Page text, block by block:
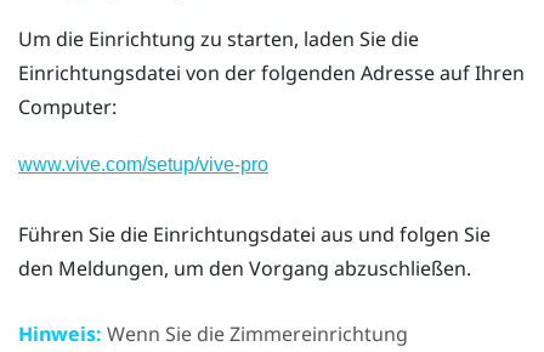
Um die Einrichtung zu starten, laden Sie die
Einrichtungsdatei von der folgenden Adresse auf Ihren
Computer:
www.vive.com/setup/vive-pro
Führen Sie die Einrichtungsdatei aus und folgen Sie
den Meldungen, um den Vorgang abzuschließen.
Hinweis: Wenn Sie die Zimmereinrichtung